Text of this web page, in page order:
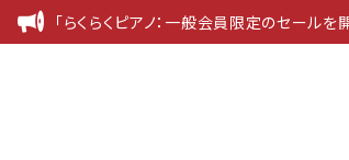
「らくらくピアノ：一般会員限定のセールを